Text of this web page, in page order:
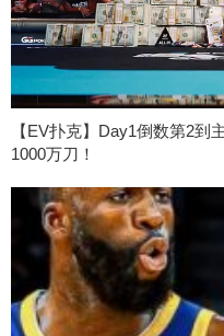
【EV扑克】Day1倒数第2到
1000万刀！